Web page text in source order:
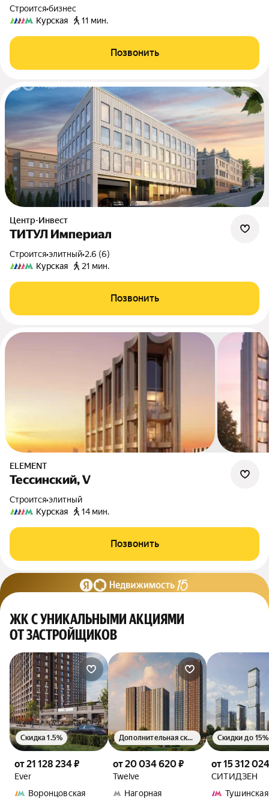
Строится•бизнес
Курская
11 мин.
Позвонить
Центр-Инвест
ТИТУЛ Империал
Строится•элитный•2.6 (6)
Курская
21 мин.
Позвонить
ELEMENT
Тессинский, V
Строится•элитный
Курская
14 мин.
Позвонить
ЖК С УНИКАЛЬНЫМИ АКЦИЯМИ
ОТ ЗАСТРОЙЩИКОВ
от 21 128 234 ₽
Ever
Воронцовская
Скидка 1.5%
от 20 034 620 ₽
Twelve
Нагорная
Дополнительная скидка 1.5%
от 15 312
СИТИДЗЕН
Тушинская
Скидки до 15%